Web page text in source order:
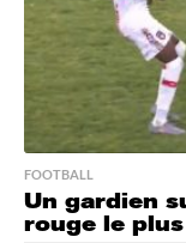
FOOTBALL
Un gardien
rouge le plus